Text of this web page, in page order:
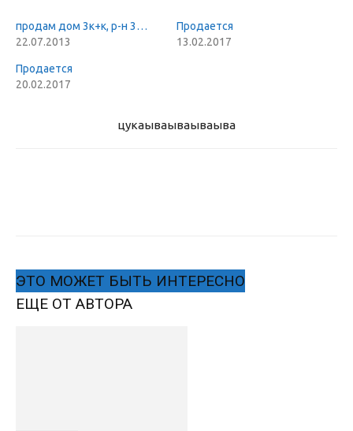
продам дом 3к+к, р-н 3…
22.07.2013
Продается
13.02.2017
Продается
20.02.2017
цукаываываываыва
ЭТО МОЖЕТ БЫТЬ ИНТЕРЕСНО
ЕЩЕ ОТ АВТОРА